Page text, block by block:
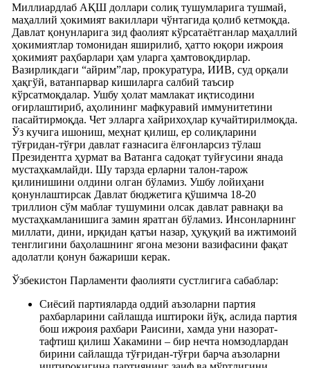
Миллиардлаб АҚШ доллари солиқ тушумларига тушмай,
маҳаллий ҳокимият вакиллари чўнтагида қолиб кетмоқда.
Давлат қонунларига зид фаолият кўрсатаётганлар маҳаллий
ҳокимиятлар томонидан яширилиб, ҳатто юқори ижроия
ҳокимият раҳбарлари ҳам уларга ҳамтовоқдирлар.
Вазирликдаги “айрим”лар, прокуратура, ИИВ, суд орқали
ҳақгўй, ватанпарвар кишиларга салбий таъсир
кўрсатмоқдалар. Ушбу ҳолат мамлакат иқтисодини
оғирлаштириб, аҳолининг мафкуравий иммунитетини
пасайтирмоқда. Чет элларга хайрихоҳлар кучайтирилмоқда.
Ўз кучига ишониш, меҳнат қилиш, ер солиқларини
тўғридан-тўғри давлат ғазнасига ёлғонларсиз тўлаш
Президентга ҳурмат ва Ватанга садоқат туйғусини янада
мустаҳкамлайди. Шу тарзда ерларни талон-тарож
қилинишини олдини олган бўламиз. Ушбу лойиҳани
қонунлаштирсак Давлат бюджетига қўшимча 18-20
триллион сўм маблағ тушумини олсак давлат равнақи ва
мустаҳкамланишига замин яратган бўламиз. Инсонларнинг
миллати, дини, ирқидан қатъи назар, ҳуқуқий ва ижтимоий
тенглигини баҳолашнинг ягона мезони вазифасини фақат
адолатли қонун бажариши керак.
Ўзбекистон Парламенти фаолияти сустлигига сабаблар:
Сиёсий партияларда оддий аъзоларни партия
рахбарларини сайлашда иштироки йўқ, аслида партия
бош ижроия рахбари Раисини, хамда уни назорат-
тафтиш қилиш Хакамини – бир нечта номзодлардан
бирини сайлашда тўғридан-тўғри барча аъзоларни